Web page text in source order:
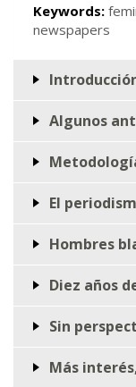
Keywords:
newspapers
Algunos
El
Hombres
Diez años
Sin
Más